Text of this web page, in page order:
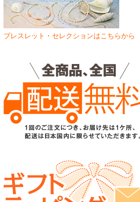
ブレスレット・セレクションはこちらから